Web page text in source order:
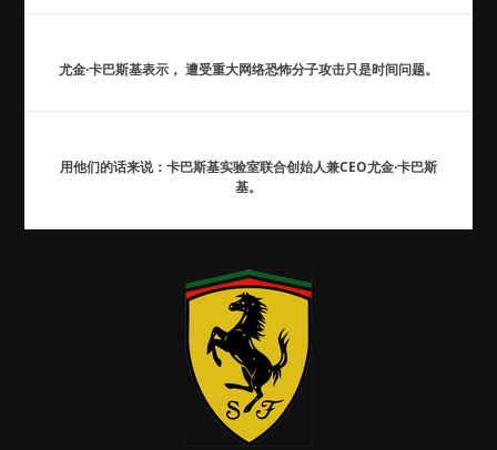
尤金·卡巴斯基表示， 遭受重大网络恐怖分子攻击只是时间问题。
用他们的话来说：卡巴斯基实验室联合创始人兼CEO尤金·卡巴斯
基。